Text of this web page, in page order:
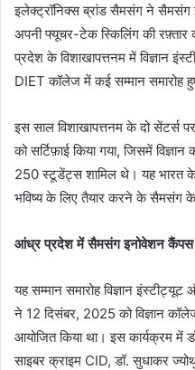
a
n
e
m
i
l
इलेक्ट्रॉनिक्स ब्रांड सैमसंग ने
अपनी फ्यूचर-टेक स्किलिंग की
प्रदेश के विशाखापत्तनम में विज्ञान
DIET कॉलेज में कई सम्मान समारोह
इस साल विशाखापत्तनम के दो
को सर्टिफ़ाई किया गया, जिसमें
250 स्टूडेंट्स शामिल थे। यह भारत
भविष्य के लिए तैयार करने के सैमसंग
आंध्र प्रदेश में सैमसंग इनोवेशन कैंपस
यह सम्मान समारोह विज्ञान
ने 12 दिसंबर, 2025 को विज्ञान
आयोजित किया था। इस कार्यक्रम में
साइबर क्राइम CID, डॉ. सुधाकर